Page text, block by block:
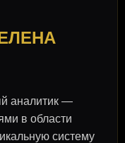
аналитик —
в области
систему